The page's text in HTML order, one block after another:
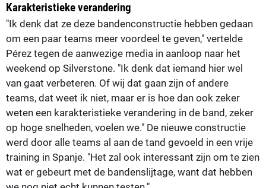
Karakteristieke verandering
"Ik denk dat ze deze bandenconstructie hebben gedaan
om een paar teams meer voordeel te geven," vertelde
Pérez tegen de aanwezige media in aanloop naar het
weekend op Silverstone. "Ik denk dat iemand hier wel
van gaat verbeteren. Of wij dat gaan zijn of andere
teams, dat weet ik niet, maar er is hoe dan ook zeker
weten een karakteristieke verandering in de band, zeker
op hoge snelheden, voelen we." De nieuwe constructie
werd door alle teams al aan de tand gevoeld in een vrije
training in Spanje. "Het zal ook interessant zijn om te zien
wat er gebeurt met de bandenslijtage, want dat hebben